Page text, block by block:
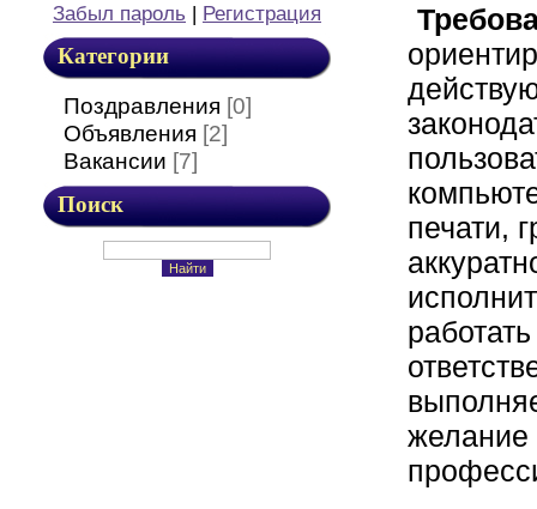
Забыл пароль | Регистрация
Категории
Поздравления [0]
Объявления [2]
Вакансии [7]
Поиск
печати,
желание